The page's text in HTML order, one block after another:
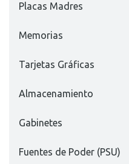
Placas Madres
Memorias
Tarjetas Gráficas
Almacenamiento
Gabinetes
Fuentes de Poder (PSU)